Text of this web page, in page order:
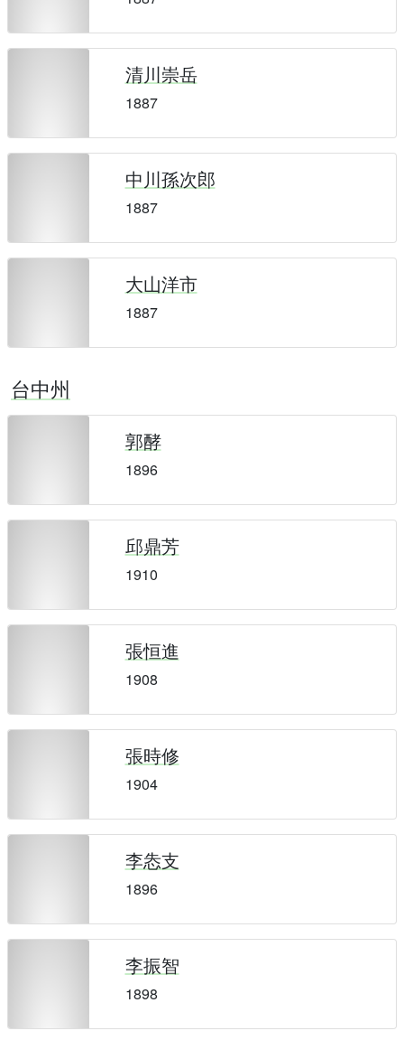
清川崇岳
1887
中川孫次郎
1887
大山洋市
1887
台中州
郭酵
1896
邱鼎芳
1910
張恒進
1908
張時修
1904
李怣支
1896
李振智
1898